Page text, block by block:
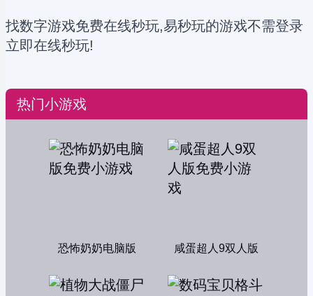
找数字游戏免费在线秒玩,易秒玩的游戏不需登录
立即在线秒玩!
热门小游戏
恐怖奶奶电脑版 咸蛋超人9双人版